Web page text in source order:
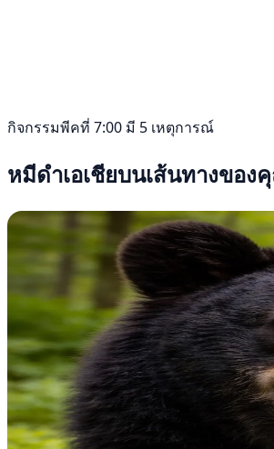
กิจกรรมพีคที่ 7:00 มี 5 เหตุการณ์
หมีดำเอเชียบนเส้นทางของ